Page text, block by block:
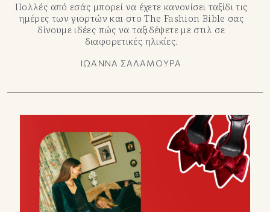
Πολλές από εσάς μπορεί να έχετε κανονίσει ταξίδι τις
ημέρες των γιορτών και στο The Fashion Bible σας
δίνουμε ιδέες πώς να ταξιδέψετε με στιλ σε
διαφορετικές ηλικίες.
ΙΩΑΝΝΑ ΣΑΛΑΜΟΥΡΑ